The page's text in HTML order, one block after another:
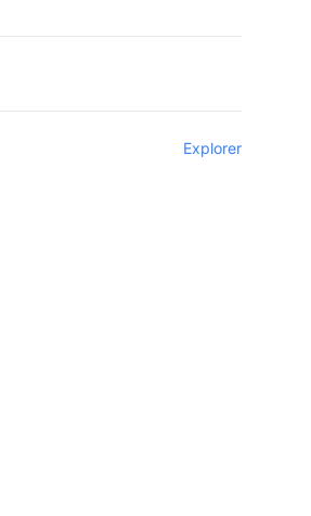
Explorer